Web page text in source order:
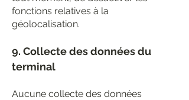
fonctions relatives à la
géolocalisation.
​9. Collecte des données du
terminal
Aucune collecte des données